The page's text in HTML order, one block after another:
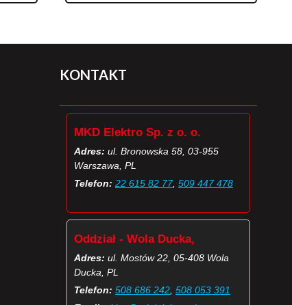
KONTAKT
MKD Elektro Sp. z o. o.
Adres: ul. Bronowska 58, 03-955
Warszawa, PL
Telefon: 22 615 82 77, 509 447 478
Oddział - Wola Ducka,
Adres: ul. Mostów 22, 05-408 Wola
Ducka, PL
Telefon: 508 686 242 508 053 391